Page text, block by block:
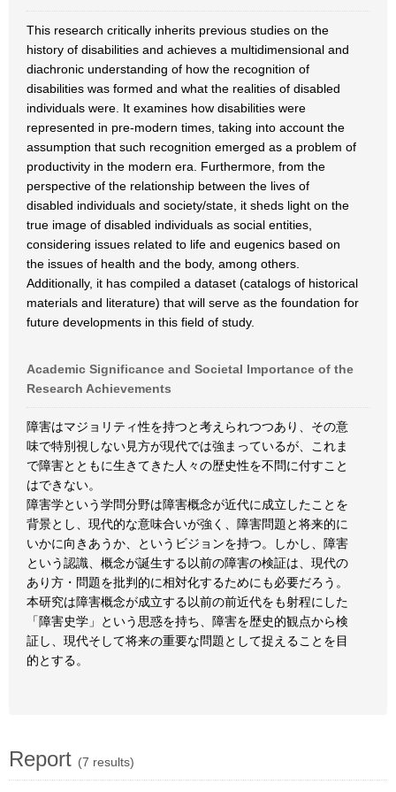
This research critically inherits previous studies on the
history of disabilities and achieves a multidimensional and
diachronic understanding of how the recognition of
disabilities was formed and what the realities of disabled
individuals were. It examines how disabilities were
represented in pre-modern times, taking into account the
assumption that such recognition emerged as a problem of
productivity in the modern era. Furthermore, from the
perspective of the relationship between the lives of
disabled individuals and society/state, it sheds light on the
true image of disabled individuals as social entities,
considering issues related to life and eugenics based on
the issues of health and the body, among others.
Additionally, it has compiled a dataset (catalogs of historical
materials and literature) that will serve as the foundation for
future developments in this field of study.
Academic Significance and Societal Importance of the
Research Achievements
障害はマジョリティ性を持つと考えられつつあり、その意
味で特別視しない見方が現代では強まっているが、これま
で障害とともに生きてきた人々の歴史性を不問に付すこと
はできない。
障害学という学問分野は障害概念が近代に成立したことを
背景とし、現代的な意味合いが強く、障害問題と将来的に
いかに向きあうか、というビジョンを持つ。しかし、障害
という認識、概念が誕生する以前の障害の検証は、現代の
あり方・問題を批判的に相対化するためにも必要だろう。
本研究は障害概念が成立する以前の前近代をも射程にした
「障害史学」という思惑を持ち、障害を歴史的観点から検
証し、現代そして将来の重要な問題として捉えることを目
的とする。
Report (7 results)